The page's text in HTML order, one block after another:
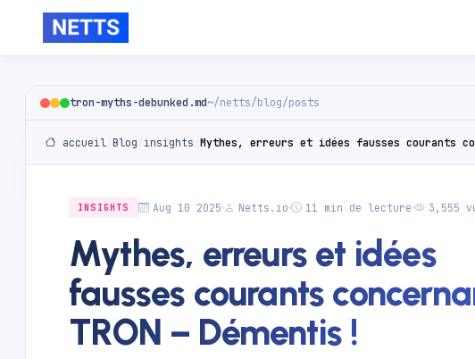
tron-myths-debunked.md~/netts/blog/posts
accueil Blog insights
INSIGHTS Aug 10 2025 Netts.io 11 min de lecture 3,555
Mythes, erreurs et idées
fausses courants
TRON – Démentis !